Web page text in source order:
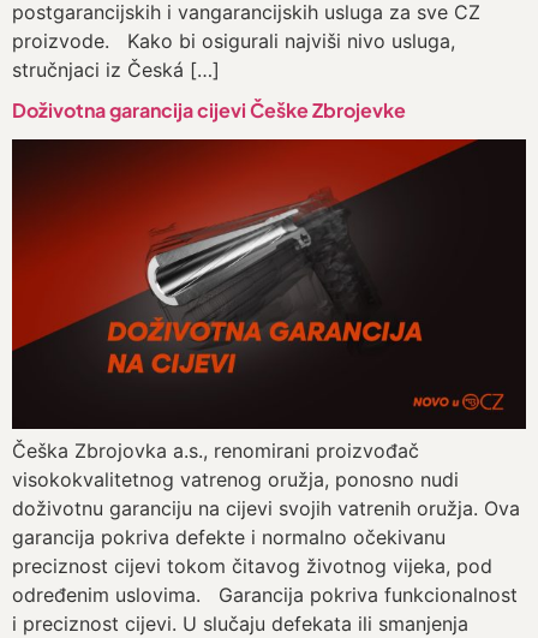
postgarancijskih i vangarancijskih usluga za sve CZ
proizvode. Kako bi osigurali najviši nivo usluga,
stručnjaci iz Česká […]
Doživotna garancija cijevi Češke Zbrojevke
Češka Zbrojovka a.s., renomirani proizvođač
visokokvalitetnog vatrenog oružja, ponosno nudi
doživotnu garanciju na cijevi svojih vatrenih oružja. Ova
garancija pokriva defekte i normalno očekivanu
preciznost cijevi tokom čitavog životnog vijeka, pod
određenim uslovima. Garancija pokriva funkcionalnost
i preciznost cijevi. U slučaju defekata ili smanjenja